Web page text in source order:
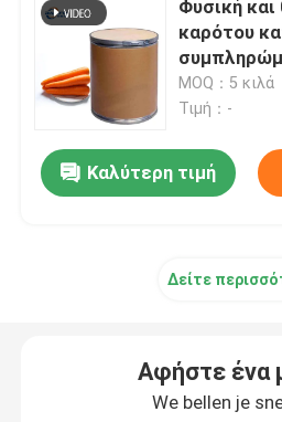
Σκόνη φρούτων
λυοφιλοποιημένη σκόνη
Οργανικό έλαιο
Προϊόν Υγείας
Φυσική
καρότου
MOQ：5 κιλά
Τιμή：-
Καλύτερη τιμή
Δείτε
Αφήστε ένα
We bellen je